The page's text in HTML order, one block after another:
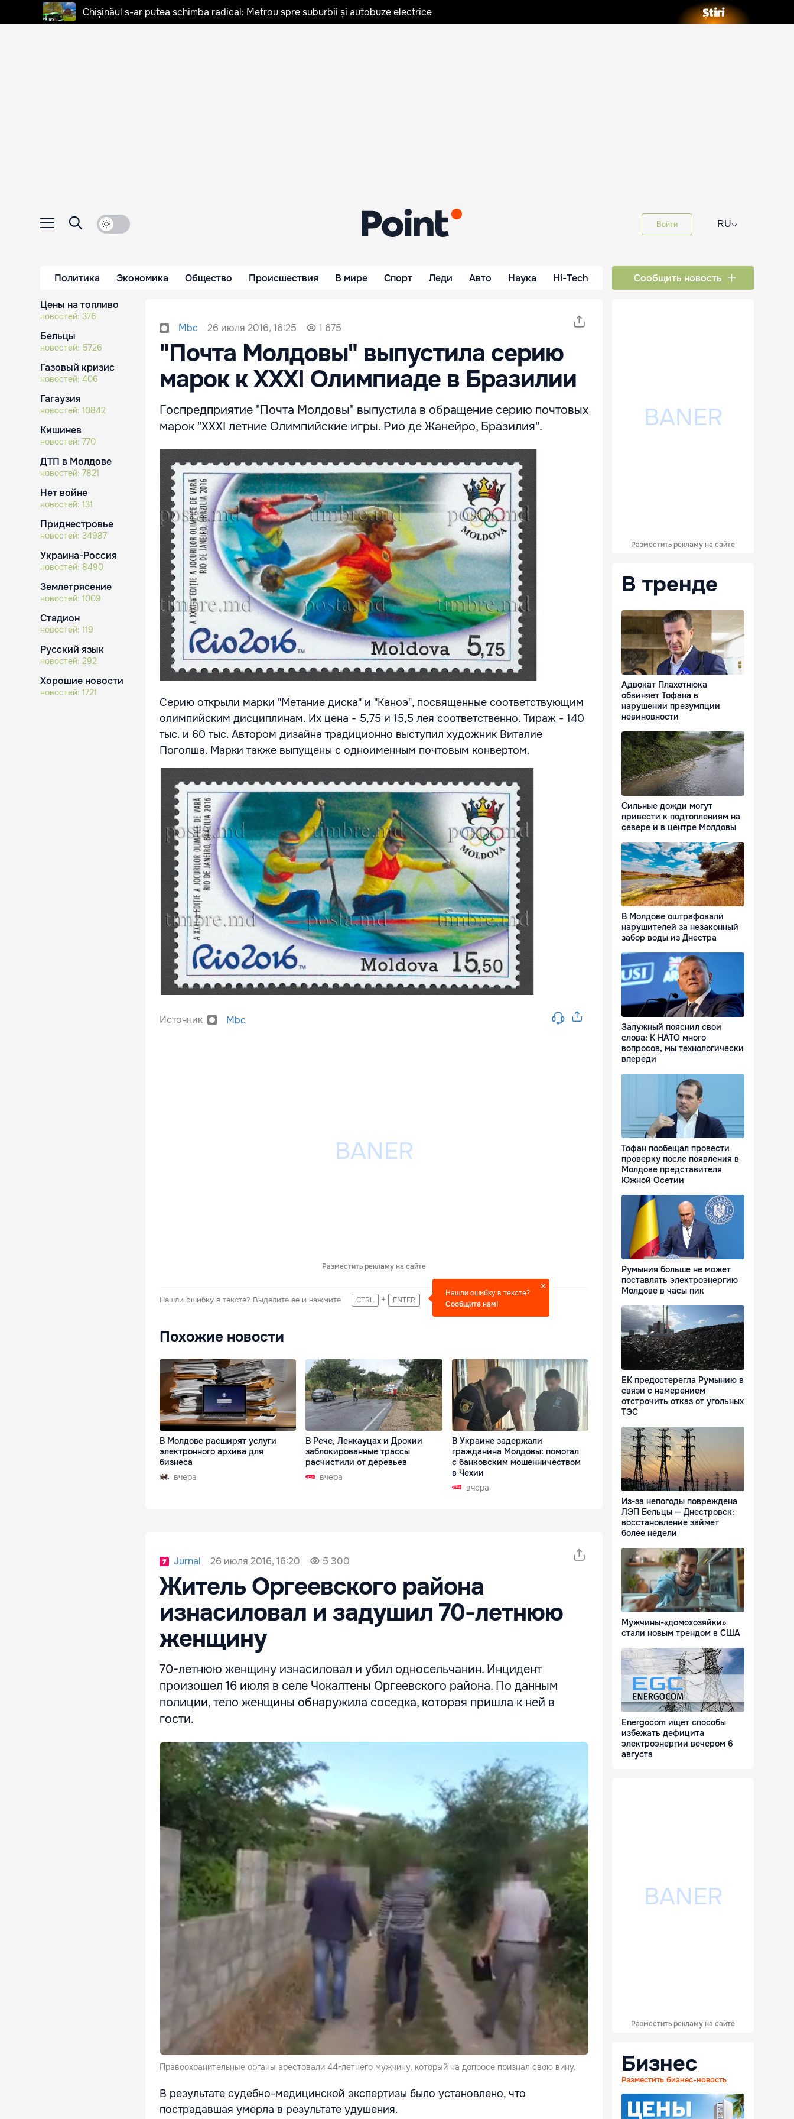
Chișinăul s-ar putea schimba radical: Metrou spre suburbii și autobuze electrice
Войти RU⌵
Политика Экономика Общество Происшествия В мире Спорт Леди Авто Наука Hi-Tech Сообщить новость
Цены на топливо
новостей: 376
Бельцы
новостей: 5726
Газовый кризис
новостей: 406
Гагаузия
новостей: 10842
Кишинев
новостей: 770
ДТП в Молдове
новостей: 7821
Нет войне
новостей: 131
Приднестровье
новостей: 34987
Украина-Россия
новостей: 8490
Землетрясение
новостей: 1009
Стадион
новостей: 119
Русский язык
новостей: 292
Хорошие новости
новостей: 1721
Mbc 26 июля 2016, 16:25 1 675
"Почта Молдовы" выпустила серию
марок к ХXXI Олимпиаде в Бразилии
Госпредприятие "Почта Молдовы" выпустила в обращение серию почтовых
марок "XXXI летние Олимпийские игры. Рио де Жанейро, Бразилия".
Серию открыли марки "Метание диска" и "Каноэ", посвященные соответствующим
олимпийским дисциплинам. Их цена - 5,75 и 15,5 лея соответственно. Тираж - 140
тыс. и 60 тыс. Автором дизайна традиционно выступил художник Виталие
Поголша. Марки также выпущены с одноименным почтовым конвертом.
Источник Mbc
Разместить рекламу на сайте
Нашли ошибку в тексте? Выделите ее и нажмите CTRL + ENTER
Нашли ошибку в тексте?
Сообщите нам!
Похожие новости
В Молдове расширят услуги
электронного архива для
бизнеса
вчера
В Рече, Ленкауцах и Дрокии
заблокированные трассы
расчистили от деревьев
вчера
В Украине задержали
гражданина Молдовы: помогал
с банковским мошенничеством
в Чехии
вчера
Jurnal 26 июля 2016, 16:20 5 300
Житель Оргеевского района
изнасиловал и задушил 70-летнюю
женщину
70-летнюю женщину изнасиловал и убил односельчанин. Инцидент
произошел 16 июля в селе Чокалтены Оргеевского района. По данным
полиции, тело женщины обнаружила соседка, которая пришла к ней в
гости.
Правоохранительные органы арестовали 44-летнего мужчину, который на допросе признал свою вину.
В результате судебно-медицинской экспертизы было установлено, что
пострадавшая умерла в результате удушения.
Разместить рекламу на сайте
В тренде
Адвокат Плахотнюка
обвиняет Тофана в
нарушении презумпции
невиновности
Сильные дожди могут
привести к подтоплениям на
севере и в центре Молдовы
В Молдове оштрафовали
нарушителей за незаконный
забор воды из Днестра
Залужный пояснил свои
слова: К НАТО много
вопросов, мы технологически
впереди
Тофан пообещал провести
проверку после появления в
Молдове представителя
Южной Осетии
Румыния больше не может
поставлять электроэнергию
Молдове в часы пик
ЕК предостерегла Румынию в
связи с намерением
отстрочить отказ от угольных
ТЭС
Из-за непогоды повреждена
ЛЭП Бельцы — Днестровск:
восстановление займет
более недели
Мужчины-«домохозяйки»
стали новым трендом в США
Energocom ищет способы
избежать дефицита
электроэнергии вечером 6
августа
Разместить рекламу на сайте
Бизнес
Разместить бизнес-новость